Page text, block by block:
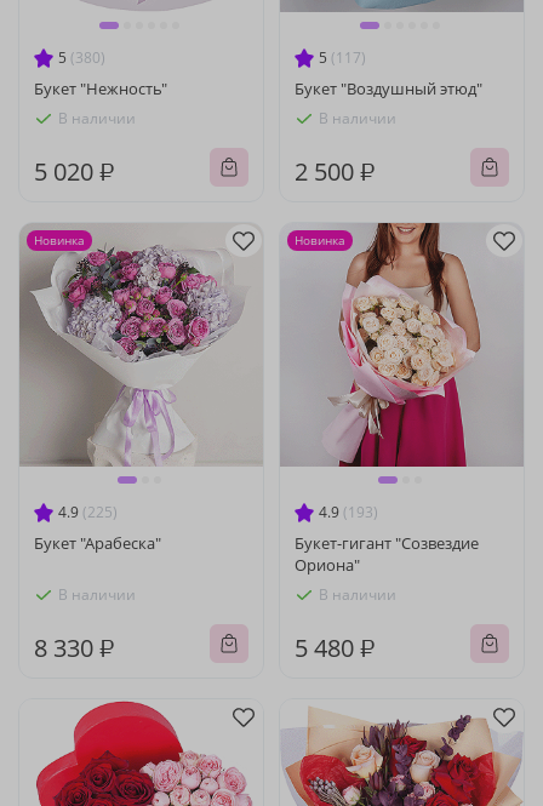
5 (380)
Букет "Нежность"
В наличии
5 020 ₽
5 (117)
Букет "Воздушный этюд"
В наличии
2 500 ₽
4.9 (225)
Букет "Арабеска"
В наличии
8 330 ₽
Новинка
4.9 (193)
Букет-гигант "Созвездие
Ориона"
В наличии
5 480 ₽
Новинка